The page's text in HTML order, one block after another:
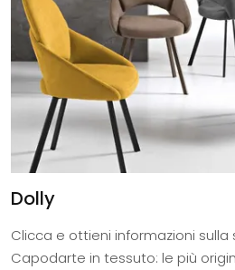
Dolly
Clicca e ottieni informazioni sulla
Capodarte in tessuto: le più